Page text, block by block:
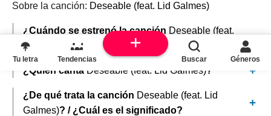
Sobre la canción: Deseable (feat. Lid Galmes)
¿Cuándo se estrenó la canción Deseable (feat.
Lid Galmes)?
¿Quién canta Deseable (feat. Lid Galmes)?
¿De qué trata la canción Deseable (feat. Lid
Galmes)? / ¿Cuál es el significado?
Tu letra Tendencias Buscar Géneros